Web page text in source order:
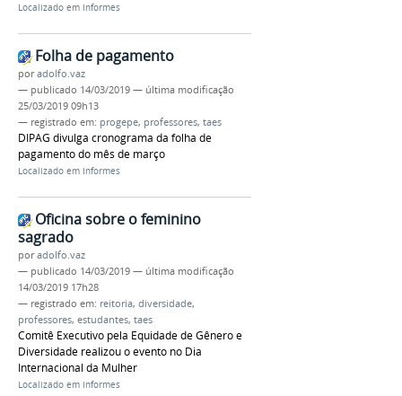
Localizado em Informes
Folha de pagamento
poradolfo.vaz
— publicado 14/03/2019 — última modificação
25/03/2019 09h13
— registrado em: progepe, professores, taes
DIPAG divulga cronograma da folha de
pagamento do mês de março
Localizado em Informes
Oficina sobre o feminino
sagrado
poradolfo.vaz
— publicado 14/03/2019 — última modificação
14/03/2019 17h28
— registrado em: reitoria, diversidade,
professores, estudantes, taes
Comitê Executivo pela Equidade de Gênero e
Diversidade realizou o evento no Dia
Internacional da Mulher
Localizado em Informes